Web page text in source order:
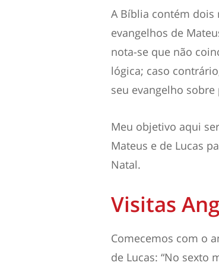
A Bíblia contém dois
evangelhos de
nota-se que não
lógica; caso
seu evangelho
Meu objetivo aqui
Mateus e de Lucas
Natal.
Visitas
Comecemos com o
de Lucas: “No sexto